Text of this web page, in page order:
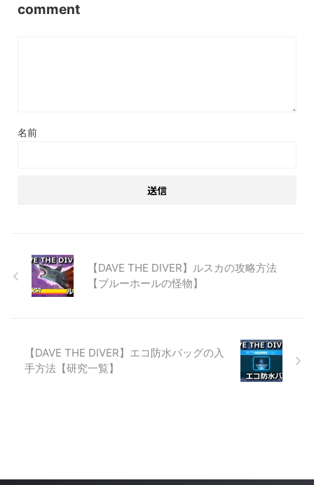
comment
名前
【DAVE THE DIVER】ルスカの攻略方法
【ブルーホールの怪物】
【DAVE THE DIVER】エコ防水バッグの入
手方法【研究一覧】